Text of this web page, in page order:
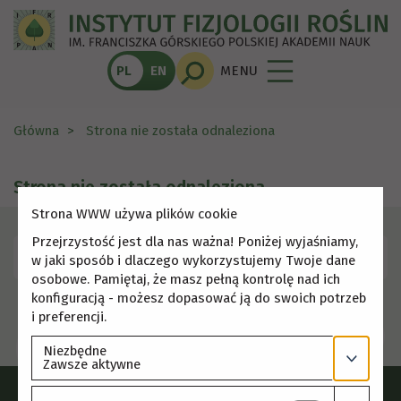
PL EN MENU
Główna Strona nie została odnaleziona
Strona nie została odnaleziona
Skorzystaj z menu, aby wybrać inną stronę.
Strona WWW używa plików cookie
Przejrzystość jest dla nas ważna! Poniżej wyjaśniamy,
w jaki sposób i dlaczego wykorzystujemy Twoje dane
osobowe. Pamiętaj, że masz pełną kontrolę nad ich
konfiguracją - możesz dopasować ją do swoich potrzeb
i preferencji.
Niezbędne
Zawsze aktywne